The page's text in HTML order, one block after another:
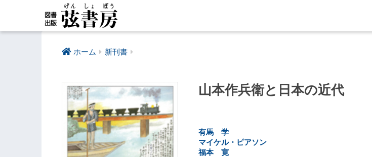
ホーム 新刊書
山本作兵衛と日本の近代
有馬 学
マイケル・ピアソン
福本 寛